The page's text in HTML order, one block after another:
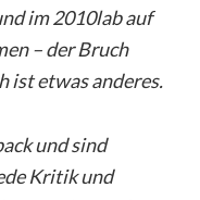
im 2010lab auf
– der Bruch
ist etwas anderes.
und sind
Kritik und